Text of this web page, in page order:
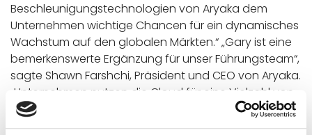
Beschleunigungstechnologien von Aryaka dem
Unternehmen wichtige Chancen für ein dynamisches
Wachstum auf den globalen Märkten.“ „Gary ist eine
bemerkenswerte Ergänzung für unser Führungsteam“,
sagte Shawn Farshchi, Präsident und CEO von Aryaka.
„Unternehmen nutzen die Cloud für eine Vielzahl von
Anwendungen und erkennen nun auch den Wert von
Cloud-basierten WANs zur Unterstützung und